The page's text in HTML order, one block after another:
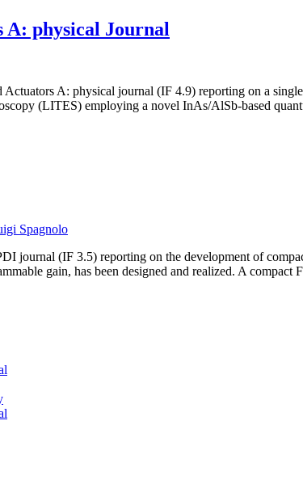
A: physical Journal
A: physical journal (IF 4.9) reporting on a
(LITES) employing a novel InAs/AlSb-based
Spagnolo
journal (IF 3.5) reporting on the development of
gain, has been designed and realized. A compact